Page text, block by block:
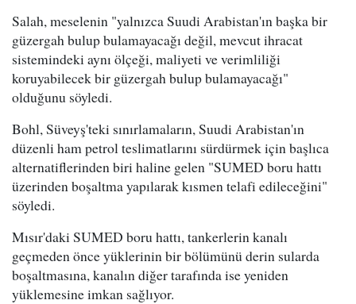
Salah, meselenin "yalnızca Suudi Arabistan'ın başka bir
güzergah bulup bulamayacağı değil, mevcut ihracat
sistemindeki aynı ölçeği, maliyeti ve verimliliği
koruyabilecek bir güzergah bulup bulamayacağı"
olduğunu söyledi.
Bohl, Süveyş'teki sınırlamaların, Suudi Arabistan'ın
düzenli ham petrol teslimatlarını sürdürmek için başlıca
alternatiflerinden biri haline gelen "SUMED boru hattı
üzerinden boşaltma yapılarak kısmen telafi edileceğini"
söyledi.
Mısır'daki SUMED boru hattı, tankerlerin kanalı
geçmeden önce yüklerinin bir bölümünü derin sularda
boşaltmasına, kanalın diğer tarafında ise yeniden
yüklemesine imkan sağlıyor.